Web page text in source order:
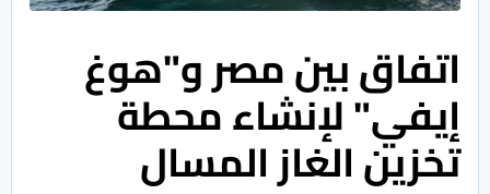
اتفاق بين مصر و"هوغ
إيفي" لإنشاء محطة
تخزين الغاز المسال